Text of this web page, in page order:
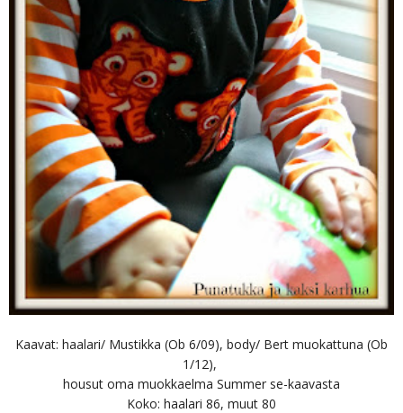
Kaavat: haalari/ Mustikka (Ob 6/09), body/ Bert muokattuna (Ob
1/12),
housut oma muokkaelma Summer se-kaavasta
Koko: haalari 86, muut 80